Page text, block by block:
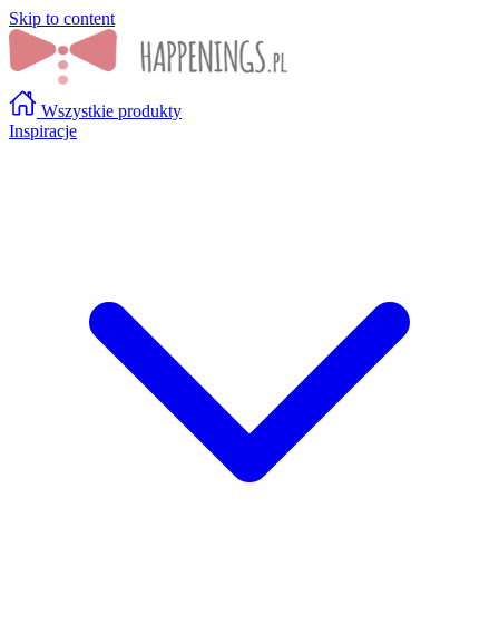
Skip to content
Wszystkie produkty
Inspiracje